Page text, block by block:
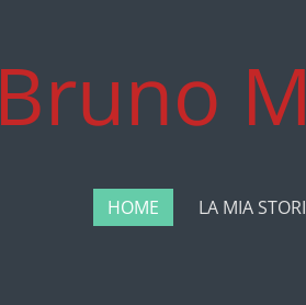
Bruno
HOME LA MIA